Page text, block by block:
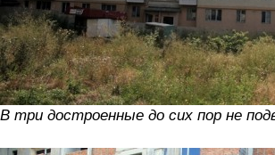
В три достроенные до сих пор не